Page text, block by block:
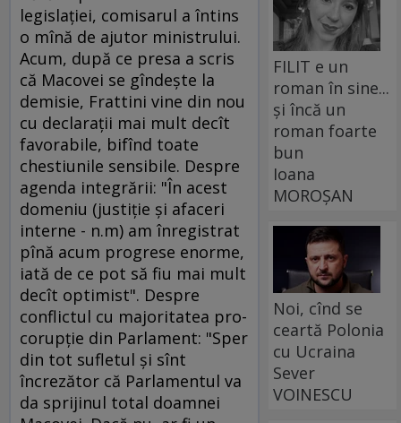
legislaţiei, comisarul a întins
o mînă de ajutor ministrului.
Acum, după ce presa a scris
că Macovei se gîndeşte la
demisie, Frattini vine din nou
cu declaraţii mai mult decît
favorabile, bifînd toate
chestiunile sensibile. Despre
agenda integrării: "În acest
domeniu (justiţie şi afaceri
interne - n.m) am înregistrat
pînă acum progrese enorme,
iată de ce pot să fiu mai mult
decît optimist". Despre
conflictul cu majoritatea pro-
corupţie din Parlament: "Sper
din tot sufletul şi sînt
încrezător că Parlamentul va
da sprijinul total doamnei
FILIT e un
roman în sine...
și încă un
roman foarte
bun
Ioana
MOROȘAN
Noi, cînd se
ceartă Polonia
cu Ucraina
Sever
VOINESCU